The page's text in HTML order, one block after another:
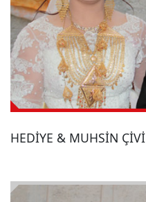
HEDİYE & MUHSİN ÇİVİ